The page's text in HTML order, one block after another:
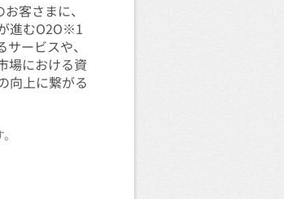
客さまに、
進むO2O※1
ービスや、
場における資
向上に繋がる